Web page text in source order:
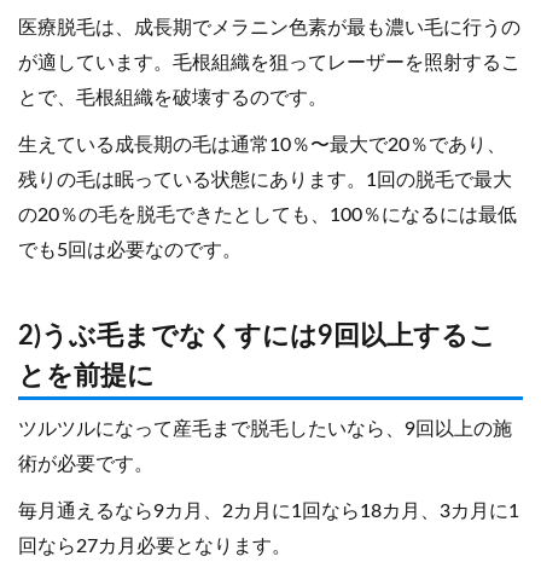
医療脱毛は、成長期でメラニン色素が最も濃い毛に行うの
が適しています。毛根組織を狙ってレーザーを照射するこ
とで、毛根組織を破壊するのです。
生えている成長期の毛は通常10％〜最大で20％であり、
残りの毛は眠っている状態にあります。1回の脱毛で最大
の20％の毛を脱毛できたとしても、100％になるには最低
でも5回は必要なのです。
2)うぶ毛までなくすには9回以上するこ
とを前提に
ツルツルになって産毛まで脱毛したいなら、9回以上の施
術が必要です。
毎月通えるなら9カ月、2カ月に1回なら18カ月、3カ月に1
回なら27カ月必要となります。